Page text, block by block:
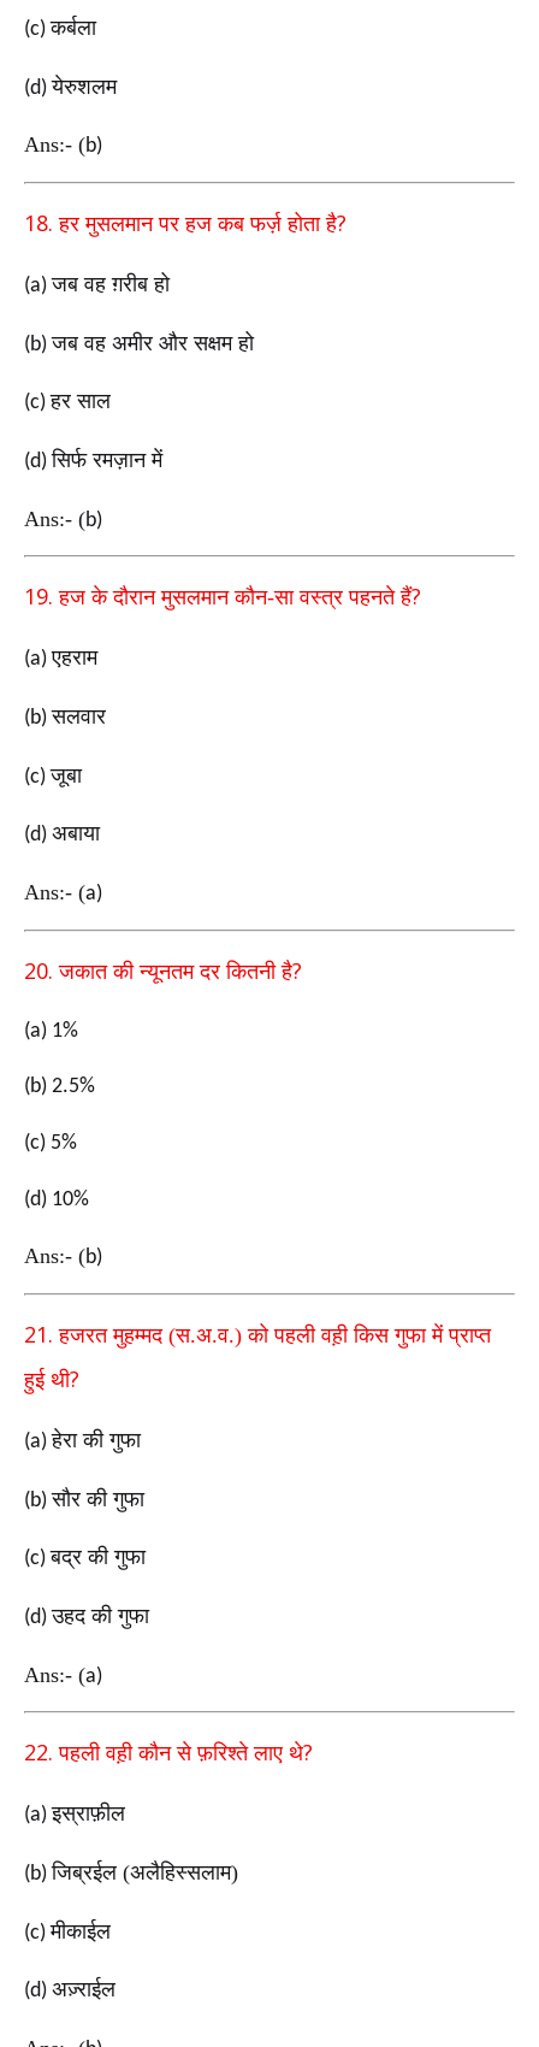
(c)कर्बला
(d)येरुशलम
Ans:- (b)
18.हर मुसलमान पर हज कब फर्ज़ होता है?
(a)जब वह ग़रीब हो
(b)जब वह अमीर और सक्षम हो
(c)हर साल
(d)सिर्फ रमज़ान में
Ans:- (b)
19.हज के दौरान मुसलमान कौन-सा वस्त्र पहनते हैं?
(a)एहराम
(b)सलवार
(c)जूबा
(d) अबाया
Ans:- (a)
20.जकात की न्यूनतम दर कितनी है?
(a) 1%
(b) 2.5%
(c) 5%
(d) 10%
Ans:- (b)
21.हजरत मुहम्मद (स.अ.व.) को पहली वह़ी किस गुफा में प्राप्त
हुई थी?
(a)हेरा की गुफा
(b)सौर की गुफा
(c)बद्र की गुफा
(d)उहद की गुफा
Ans:- (a)
22.पहली वह़ी कौन से फ़रिश्ते लाए थे?
(a)इस्राफ़ील
(b)जिब्रईल (अलैहिस्सलाम)
(c)मीकाईल
(d) अज़्राईल